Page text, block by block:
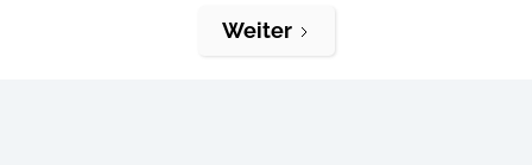
Weiter